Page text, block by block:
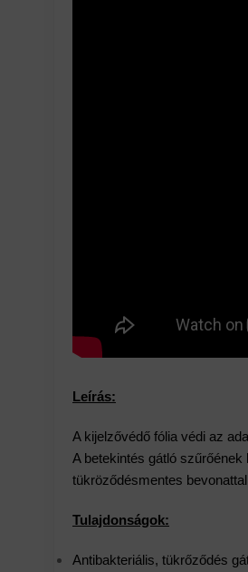
Leírás:
A kijelzővédő fólia védi az
A betekintés gátló
tükröződésmentes
Tulajdonságok:
Antibakteriális, tükrőződés